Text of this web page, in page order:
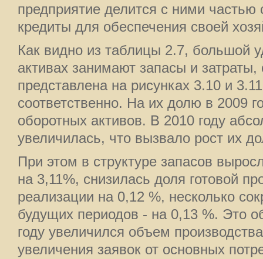
предприятие делится с ними частью
кредиты для обеспечения своей
Как видно из таблицы 2.7, большой
активах занимают запасы и затраты,
представлена на рисунках 3.10 и
соответственно. На их долю в 2009
оборотных активов. В 2010 году
увеличилась, что вызвало рост их
При этом в структуре запасов
на 3,11%, снизилась доля готовой
реализации на 0,12 %, несколько
будущих периодов - на 0,13 %. Это
году увеличился объем
увеличения заявок от основных